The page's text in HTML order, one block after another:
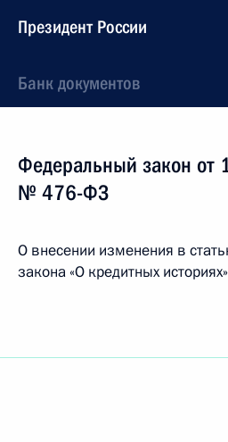
Президент России
Банк документов
Федеральный закон от
№ 476-ФЗ
О внесении изменения в
закона «О кредитных историях»